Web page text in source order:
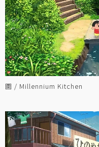
圖 / Millennium Kitchen